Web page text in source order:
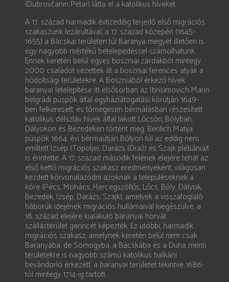
(Dubrovčanin Petar) látta el a katolikus híveket.
A 17. század harmadik évtizedéig terjedő első migrációs
szakaszunk lezárultával, a 17. század közepén (1645-
1655) a Bácskai területen túl Baranya megyét illetően is
egy nagyobb mértékű betelepedéssel számolhatunk.
Ennek keretén belül egyes boszniai zárdákból mintegy
2000 családot vezettek át a boszniai ferences atyák a
hódoltsági területekre. A Boszniából érkező hívek
baranyai letelepítése itt elsősorban az Ibrisimovich Marin
belgrádi püspök által egyházlátogatási körútján 1649-
ben felkeresett, és tömegesen bérmálásban részesített
katolikus délszláv hívek által lakott Lőcsön, Bólyban,
Dályokon és Bezedeken történt meg. Benlich Matija
püspök 1664. évi bérmaútján Bólyon túl az eddig nem
említett Izsép (Topolje), Darázs (Draž) és Szajk plébániáit
is érintette. A 17. század második felének elejére tehát az
első kettő migrációs szakasz eredményeként, világosan
kezdett körvonalazódni azoknak a településeknek a
köre (Pécs, Mohács, Hercegszöllős, Lőcs, Bóly, Dályok,
Bezedek, Izsép, Darázs, Szajk), amelyek a visszafoglaló
háborúk idejének migrációs hullámaival kiegészülve, a
18. század elejére kialakuló baranyai horvát
szállásterület gerincét képezték. Ez utóbbi, harmadik
migrációs szakasz, amelynek keretén belül nem csak
Baranyába, de Somogyba, a Bácskába és a Duna menti
területekre is nagyobb számú katolikus balkáni
bevándorló érkezett, a baranyai területet tekintve 1686-
tól mintegy 1714-ig tartott.